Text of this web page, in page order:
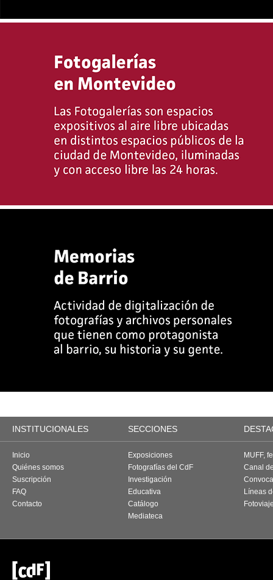
INSTITUCIONALES SECCIONES
Inicio
Quiénes somos
Suscripción
FAQ
Contacto
Exposiciones
Fotografías del CdF
Investigación
Educativa
Catálogo
Mediateca
MUFF,
Canal
Líneas